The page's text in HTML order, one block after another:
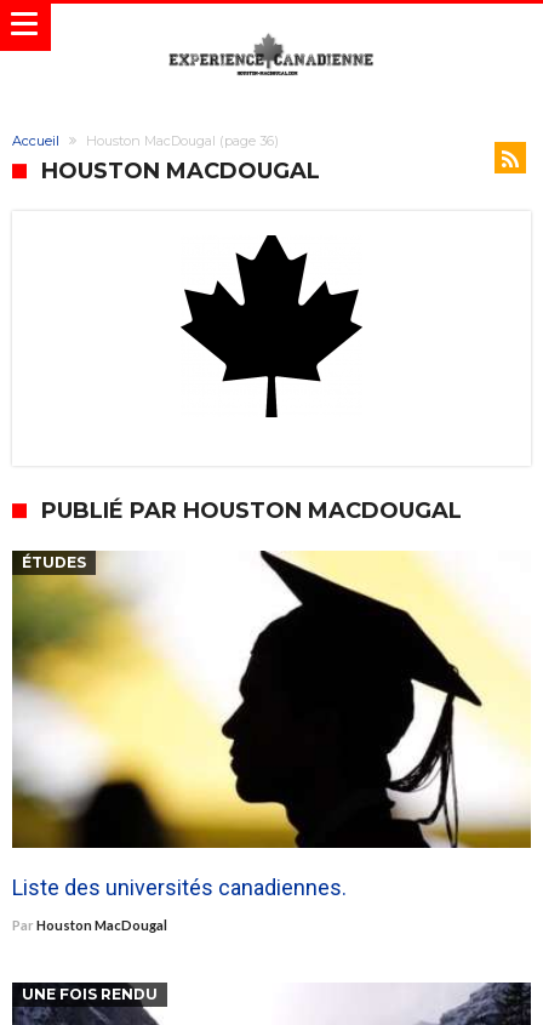
Accueil Houston MacDougal (page 36)
HOUSTON MACDOUGAL
PUBLIÉ PAR HOUSTON MACDOUGAL
ÉTUDES
Liste des universités canadiennes.
Par Houston MacDougal
UNE FOIS RENDU